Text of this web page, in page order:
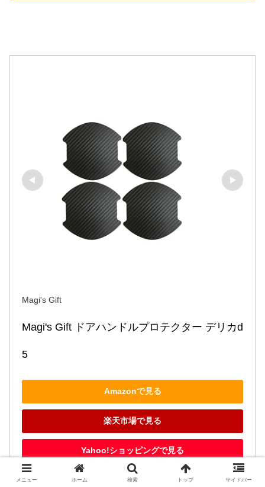
Magi's Gift
Magi's Gift ドアハンドルプロテクター デリカd
5
Amazonで見る
楽天市場で見る
Yahoo!ショッピングで見る
メニュー ホーム 検索 トップ サイドバー